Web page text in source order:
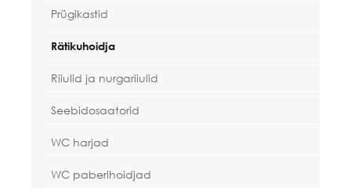
Prügikastid
Rätikuhoidja
Riiulid ja nurgariiulid
Seebidosaatorid
WC harjad
WC paberihoidjad